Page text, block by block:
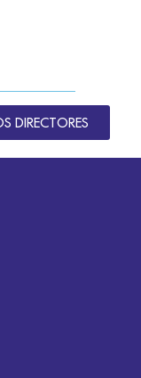
DIRECTORES